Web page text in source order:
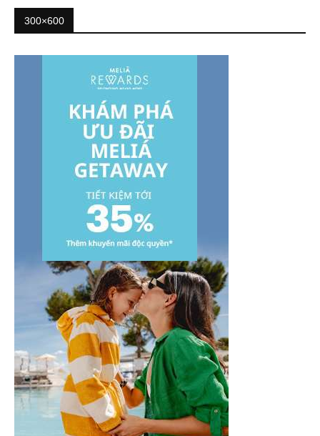
300×600